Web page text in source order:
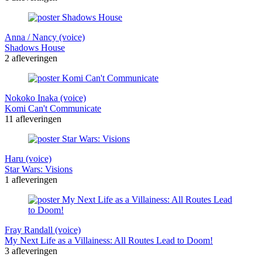
Anna / Nancy (voice)
Shadows House
2 afleveringen
Nokoko Inaka (voice)
Komi Can't Communicate
11 afleveringen
Haru (voice)
Star Wars: Visions
1 afleveringen
Fray Randall (voice)
My Next Life as a Villainess: All Routes Lead to Doom!
3 afleveringen